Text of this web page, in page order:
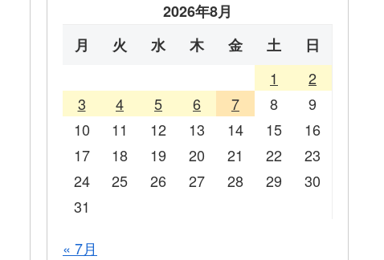
2026年8月
月
火 水 木 金 土
日
1
2
3
4 5 6 7 8
9
10
11 12 13 14 15
16
17
18 19 20 21 22
23
24
25 26 27 28 29
30
31
« 7月